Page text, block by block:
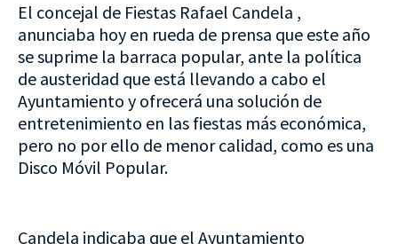
El concejal de Fiestas Rafael Candela ,
anunciaba hoy en rueda de prensa que este año
se suprime la barraca popular, ante la política
de austeridad que está llevando a cabo el
Ayuntamiento y ofrecerá una solución de
entretenimiento en las fiestas más económica,
pero no por ello de menor calidad, como es una
Disco Móvil Popular.
Candela indicaba que el Ayuntamiento